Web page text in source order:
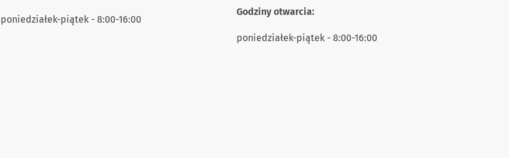
poniedziałek-piątek - 8:00-16:00
Godziny otwarcia:
poniedziałek-piątek - 8:00-16:00